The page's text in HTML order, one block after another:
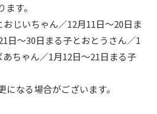
す。
おじいちゃん／12月11日～20日ま
日～30日まる子とおとうさん／1
ちゃん／1月12日～21日まる子
なる場合がございます。